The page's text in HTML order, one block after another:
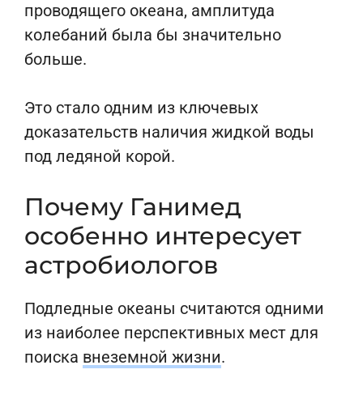
проводящего океана, амплитуда
колебаний была бы значительно
больше.
Это стало одним из ключевых
доказательств наличия жидкой воды
под ледяной корой.
Почему Ганимед
особенно интересует
астробиологов
Подледные океаны считаются одними
из наиболее перспективных мест для
поиска внеземной жизни.